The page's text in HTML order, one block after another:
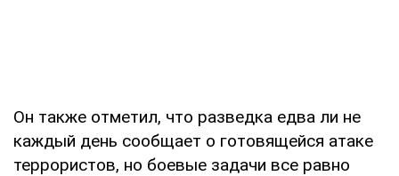
Он также отметил, что разведка едва ли не
каждый день сообщает о готовящейся атаке
террористов, но боевые задачи все равно